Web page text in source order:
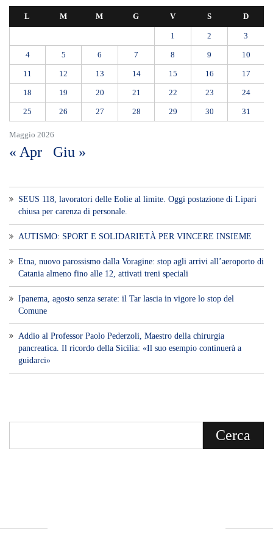
Maggio 2026
L M M G V S D
1 2 3
4 5 6 7 8 9 10
11 12 13 14 15 16 17
18 19 20 21 22 23 24
25 26 27 28 29 30 31
« Apr Giu »
SEUS 118, lavoratori delle Eolie al limite. Oggi postazione di Lipari
chiusa per carenza di personale.
AUTISMO: SPORT E SOLIDARIETÀ PER VINCERE INSIEME
Etna, nuovo parossismo dalla Voragine: stop agli arrivi all’aeroporto di
Catania almeno fino alle 12, attivati treni speciali
Ipanema, agosto senza serate: il Tar lascia in vigore lo stop del
Comune
Addio al Professor Paolo Pederzoli, Maestro della chirurgia
pancreatica. Il ricordo della Sicilia: «Il suo esempio continuerà a
guidarci»